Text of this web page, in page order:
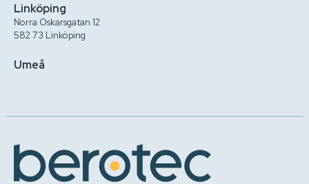
Linköping
Norra Oskarsgatan 12
582 73 Linköping
Umeå